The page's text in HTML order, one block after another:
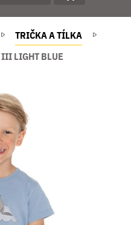
TRIČKA A TÍLKA
LIGHT BLUE